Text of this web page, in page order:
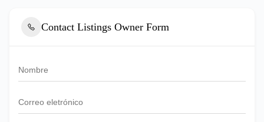
Contact Listings Owner Form